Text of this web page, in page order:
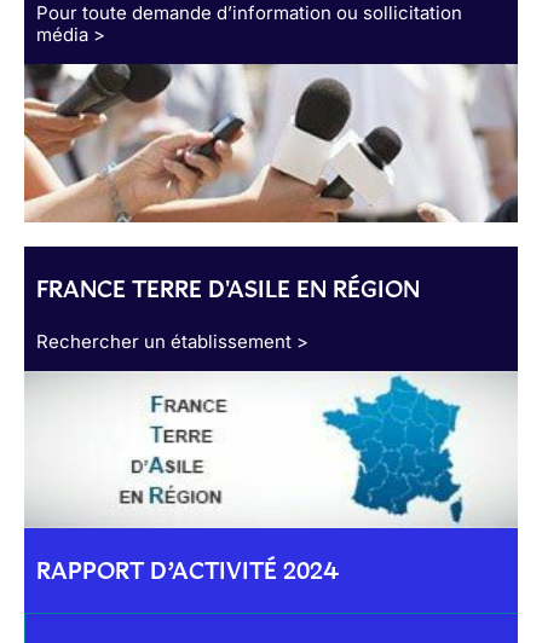
Pour toute demande d’information ou sollicitation
média >
FRANCE TERRE D'ASILE EN RÉGION
Rechercher un établissement >
RAPPORT D’ACTIVITÉ 2024